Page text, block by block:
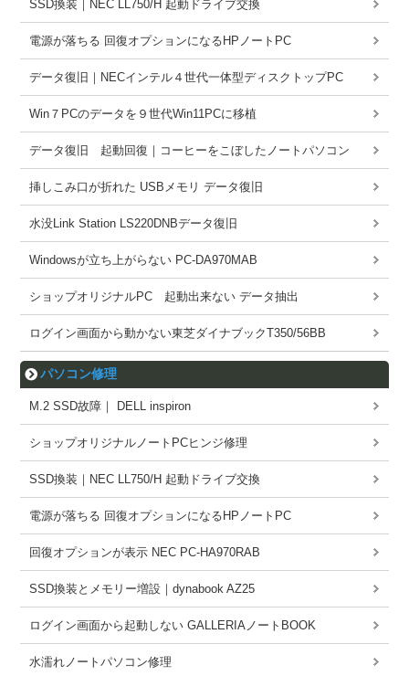
SSD換装｜NEC LL750/H 起動ドライブ交換
電源が落ちる 回復オプションになるHPノートPC
データ復旧｜NECインテル４世代一体型ディスクトップPC
Win７PCのデータを９世代Win11PCに移植
データ復旧 起動回復｜コーヒーをこぼしたノートパソコン
挿しこみ口が折れた USBメモリ データ復旧
水没Link Station LS220DNBデータ復旧
Windowsが立ち上がらない PC-DA970MAB
ショップオリジナルPC 起動出来ない データ抽出
ログイン画面から動かない東芝ダイナブックT350/56BB
パソコン修理
M.2 SSD故障｜ DELL inspiron
ショップオリジナルノートPCヒンジ修理
SSD換装｜NEC LL750/H 起動ドライブ交換
電源が落ちる 回復オプションになるHPノートPC
回復オプションが表示 NEC PC-HA970RAB
SSD換装とメモリー増設｜dynabook AZ25
ログイン画面から起動しない GALLERIAノートBOOK
水濡れノートパソコン修理